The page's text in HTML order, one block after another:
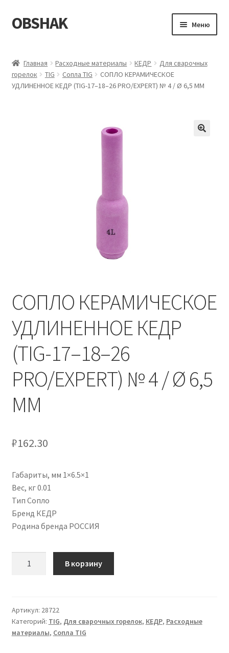
Перейти
к
Перейти
к
OBSHAK Меню
Категории
Главная Расходные материалы КЕДР
Для сварочных
горелок
TIG Сопла TIG
СОПЛО КЕРАМИЧЕСКОЕ
УДЛИНЕННОЕ КЕДР (TIG-17–18–26 PRO/EXPERT) № 4 / Ø 6,5 ММ
СОПЛО КЕРАМИЧЕСКОЕ
УДЛИНЕННОЕ КЕДР
(TIG-17–18–26
PRO/EXPERT) № 4 / Ø 6,5
ММ
₽162.30
Габариты, мм 1×6.5×1
Вес, кг 0.01
Тип Сопло
Бренд КЕДР
Родина бренда РОССИЯ
УДЛИНЕННОЕ
КЕДР
(TIG-
В корзину
Артикул: 28722
Категорий: TIG, Для сварочных горелок, КЕДР, Расходные
материалы, Сопла TIG